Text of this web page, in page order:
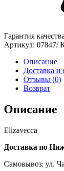
Гарантия
Артикул: 07847/
Описание
Доставка и
Отзывы (0)
Возврат
Описание
Elizavecca
Доставка по
Самовывоз: ул.